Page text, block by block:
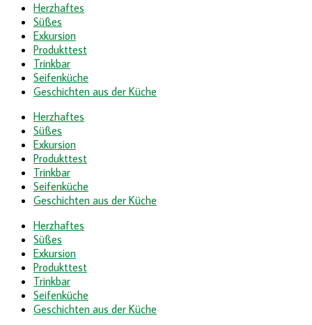
Herzhaftes
Süßes
Exkursion
Produkttest
Trinkbar
Seifenküche
Geschichten aus der Küche
Herzhaftes
Süßes
Exkursion
Produkttest
Trinkbar
Seifenküche
Geschichten aus der Küche
Herzhaftes
Süßes
Exkursion
Produkttest
Trinkbar
Seifenküche
Geschichten aus der Küche